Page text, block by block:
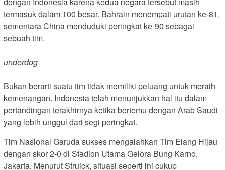
termasuk dalam 100 besar. Bahrain menempati urutan ke-81,
sementara China menduduki peringkat ke-90 sebagai
sebuah tim.
underdog
Bukan berarti suatu tim tidak memiliki peluang untuk meraih
kemenangan. Indonesia telah menunjukkan hal itu dalam
pertandingan terakhirnya ketika bertemu dengan Arab Saudi
yang lebih unggul dari segi peringkat.
Tim Nasional Garuda sukses mengalahkan Tim Elang Hijau
dengan skor 2-0 di Stadion Utama Gelora Bung Karno,
Jakarta. Menurut Struick, situasi seperti ini cukup